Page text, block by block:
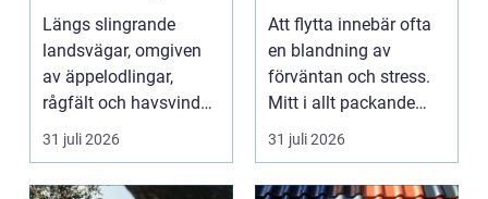
möter kreativt
hantverk
Längs slingrande
landsvägar, omgiven
av äppelodlingar,
rågfält och havsvindar,
har
blomsterhantverke...
31 juli 2026
Att flytta innebär ofta
en blandning av
förväntan och stress.
Mitt i allt packande
och planerande dy...
31 juli 2026